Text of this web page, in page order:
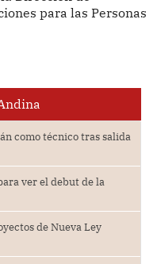
para las Personas
como técnico tras salida
ver el debut de la
de Nueva Ley